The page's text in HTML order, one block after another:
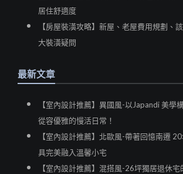
居住舒適度
【房屋裝潢攻略】新屋、老屋費用規劃、
大裝潢疑問
最新文章
【室內設計推薦】異國風-以Japandi 美學
從容優雅的慢活日常！
【室內設計推薦】北歐風-帶著回憶南遷
具完美融入溫馨小宅
【室內設計推薦】混搭風-26坪獨居退休